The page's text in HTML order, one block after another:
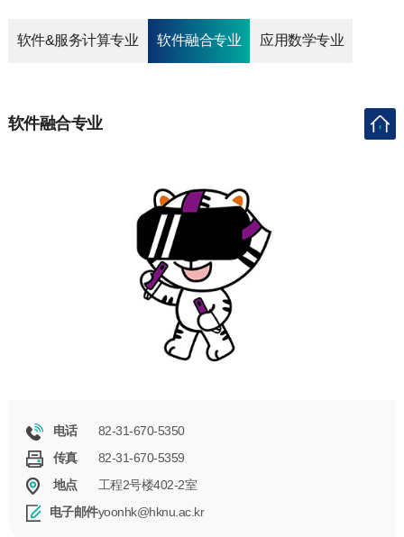
软件&服务计算专业 软件融合专业 应用数学专业
软件融合专业
电话
82-31-670-5350
传真
82-31-670-5359
地点
工程2号楼402-2室
电子邮件yoonhk@hknu.ac.kr